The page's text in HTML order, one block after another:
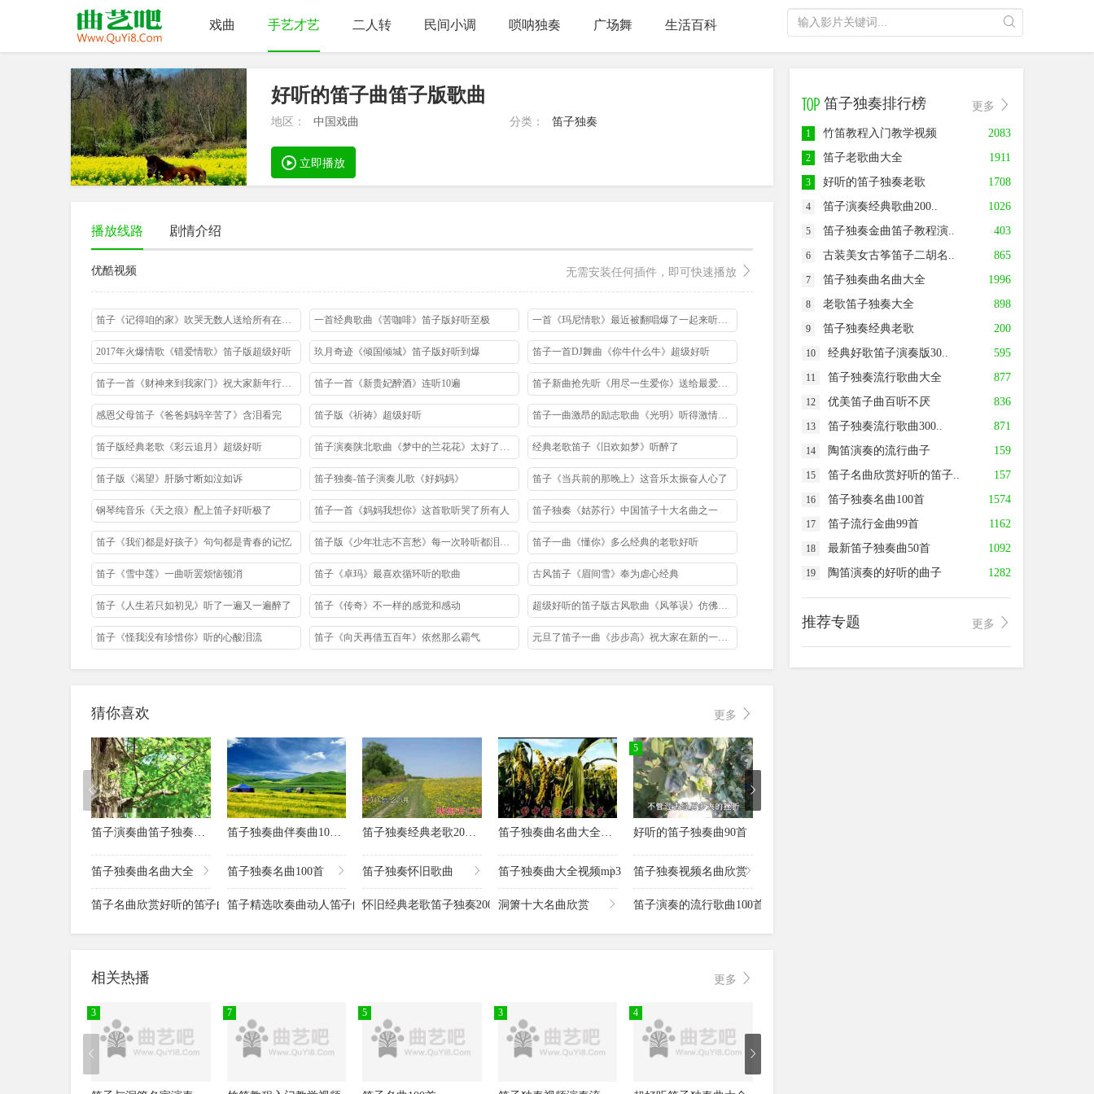
戏曲 手艺才艺 二人转 民间小调 唢呐独奏 广场舞 生活百科
好听的笛子曲笛子版歌曲
地区： 中国戏曲 分类： 笛子独奏
立即播放
播放线路 剧情介绍
优酷视频 无需安装任何插件，即可快速播放
笛子《记得咱的家》吹哭无数人送给所有在外打拼的游子们 一首经典歌曲《苦咖啡》笛子版好听至极 一首《玛尼情歌》最近被翻唱爆了一起来听听笛子版
2017年火爆情歌《错爱情歌》笛子版超级好听 玖月奇迹《倾国倾城》笛子版好听到爆 笛子一首DJ舞曲《你牛什么牛》超级好听
笛子一首《财神来到我家门》祝大家新年行大运 笛子一首《新贵妃醉酒》连听10遍 笛子新曲抢先听《用尽一生爱你》送给最爱的人
感恩父母笛子《爸爸妈妈辛苦了》含泪看完 笛子版《祈祷》超级好听 笛子一曲激昂的励志歌曲《光明》听得激情四射
笛子版经典老歌《彩云追月》超级好听 笛子演奏陕北歌曲《梦中的兰花花》太好了百听不厌 经典老歌笛子《旧欢如梦》听醉了
笛子版《渴望》肝肠寸断如泣如诉 笛子独奏-笛子演奏儿歌《好妈妈》 笛子《当兵前的那晚上》这音乐太振奋人心了
钢琴纯音乐《天之痕》配上笛子好听极了 笛子一首《妈妈我想你》这首歌听哭了所有人 笛子独奏《姑苏行》中国笛子十大名曲之一
笛子《我们都是好孩子》句句都是青春的记忆 笛子版《少年壮志不言愁》每一次聆听都泪水涟涟 笛子一曲《懂你》多么经典的老歌好听
笛子《雪中莲》一曲听罢烦恼顿消 笛子《卓玛》最喜欢循环听的歌曲 古风笛子《眉间雪》奉为虐心经典
笛子《人生若只如初见》听了一遍又一遍醉了 笛子《传奇》不一样的感觉和感动 超级好听的笛子版古风歌曲《风筝误》仿佛穿越了
笛子《怪我没有珍惜你》听的心酸泪流 笛子《向天再借五百年》依然那么霸气 元旦了笛子一曲《步步高》祝大家在新的一年里步步高
笛子《新打工谣》听哭了在外打工的人 笛子《惜别的海岸》三十年过去了经典难忘 笛子版周杰伦《彩虹》你一定没听过超级好听
笛子曲《2002年的第一场雪》苍凉的意境好听到爆 笛子一曲《车站》很伤感听哭了 笛子曲《亲爱的你在哪里》好听的让人心醉
一首笛子版《今生最爱》送给今生最爱的人 笛子版《时间煮雨》越听越好听 笛子版《在水一方》韵味独特好听醉了
笛子演奏曾经很火的一首歌曲《两只蝴蝶》听完眼泪都下来了 笛子演奏杨小曼新歌《玉兰花》大饱耳福 笛子《我用自己的方式爱你》非常好听的一首情歌
笛子演奏西游记插曲《五百年桑田沧海》永远听不够的经典 牛人笛子《外婆的澎湖湾》吹出了独有的味道真到位 笛子版《恭喜发财》好听到爆
笛子经典之作《晚秋》好听至极 古风歌曲《琴师》笛子版好听到哭
笛子版《我的中国心》真的很好听国人必听 高手笛子《父亲》感动哭了无数人
更多
猜你喜欢
笛子独奏曲伴奏曲100首 笛子独奏曲名曲大全欣赏
5
好听的笛子独奏曲90首
笛子独奏曲名曲大全 笛子独奏名曲100首 笛子独奏怀旧歌曲 笛子独奏曲大全视频mp3 笛子独奏视频名曲欣赏
笛子名曲欣赏好听的笛子曲笛子精选吹奏曲动人笛子曲怀旧经典老歌笛子独奏200首洞箫十大名曲欣赏 笛子演奏的流行歌曲100首
更多
相关热播
3 7 5 3 4
更多
笛子独奏排行榜
2083
1
竹笛教程入门教学视频
1911
2
笛子老歌曲大全
1708
3
好听的笛子独奏老歌
1026
4
笛子演奏经典歌曲200..
403
5
笛子独奏金曲笛子教程演..
865
6
古装美女古筝笛子二胡名..
1996
7
笛子独奏曲名曲大全
898
8
老歌笛子独奏大全
200
9
笛子独奏经典老歌
595
10
经典好歌笛子演奏版30..
877
11
笛子独奏流行歌曲大全
836
12
优美笛子曲百听不厌
871
13
笛子独奏流行歌曲300..
159
14
陶笛演奏的流行曲子
157
15
笛子名曲欣赏好听的笛子..
1574
16
笛子独奏名曲100首
1162
17
笛子流行金曲99首
1092
18
最新笛子独奏曲50首
1282
19 陶笛演奏的好听的曲子
更多
推荐专题